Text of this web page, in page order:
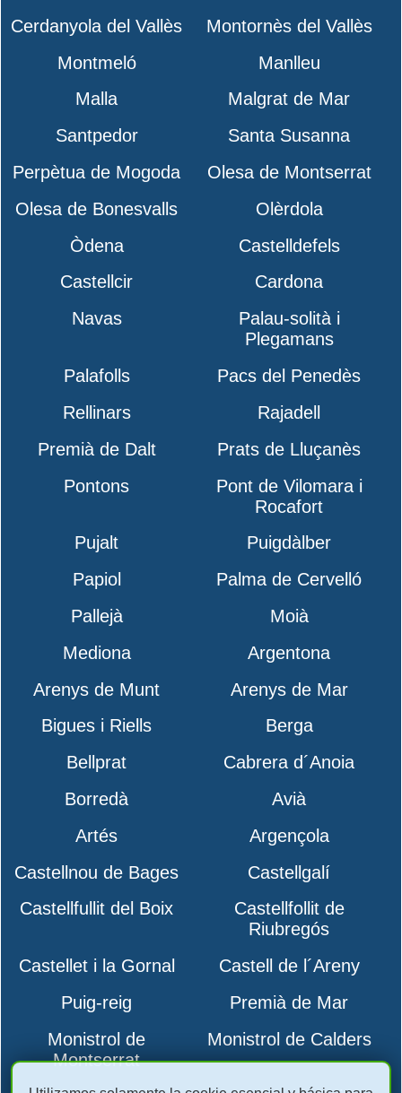
Cerdanyola del Vallès
Montornès del Vallès
Montmeló
Manlleu
Malla
Malgrat de Mar
Santpedor
Santa Susanna
Perpètua de Mogoda
Olesa de Montserrat
Olesa de Bonesvalls
Olèrdola
Òdena
Castelldefels
Castellcir
Cardona
Navas
Palau-solità i
Plegamans
Palafolls
Pacs del Penedès
Rellinars
Rajadell
Premià de Dalt
Prats de Lluçanès
Pontons
Pont de Vilomara i
Rocafort
Pujalt
Puigdàlber
Papiol
Palma de Cervelló
Pallejà
Moià
Mediona
Argentona
Arenys de Munt
Arenys de Mar
Bigues i Riells
Berga
Bellprat
Cabrera d´Anoia
Borredà
Avià
Artés
Argençola
Castellnou de Bages
Castellgalí
Castellfullit del Boix
Castellfollit de
Riubregós
Castellet i la Gornal
Castell de l´Areny
Puig-reig
Premià de Mar
Monistrol de
Montserrat
Monistrol de Calders